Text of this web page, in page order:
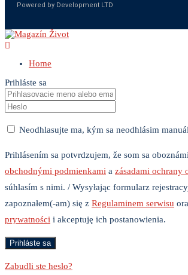
Powered by Development LTD
Home
Prihláste sa
Neodhlasujte ma, kým sa neodhlásim
Prihlásením sa potvrdzujem, že som sa
obchodnými podmienkami a zásadami ochrany
súhlasím s nimi. / Wysyłając formularz
zapoznałem(-am) się z Regulaminem serwisu
prywatności i akceptuję ich postanowienia.
Zabudli ste heslo?